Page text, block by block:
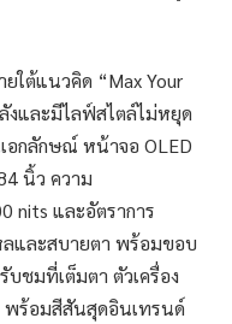
ต้แนวคิด “Max Your
งและมีไลฟ์สไตล์ไม่หยุด
อกลักษณ์ หน้าจอ OLED
นิ้ว ความ
nits และอัตราการ
ลและสบายตา พร้อมขอบ
ชมที่เต็มตา ตัวเครื่อง
พร้อมสีสันสุดอินเทรนด์